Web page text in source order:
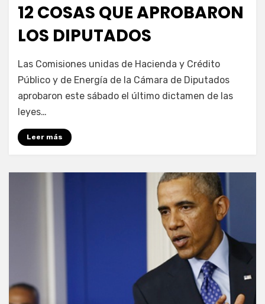
12 COSAS QUE APROBARON
LOS DIPUTADOS
por Enrique
Las Comisiones unidas de Hacienda y Crédito
Público y de Energía de la Cámara de Diputados
aprobaron este sábado el último dictamen de las
leyes…
Leer más